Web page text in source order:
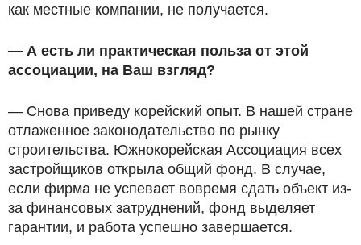
как местные компании, не получается.
— А есть ли практическая польза от этой
ассоциации, на Ваш взгляд?
— Снова приведу корейский опыт. В нашей стране
отлаженное законодательство по рынку
строительства. Южнокорейская Ассоциация всех
застройщиков открыла общий фонд. В случае,
если фирма не успевает вовремя сдать объект из-
за финансовых затруднений, фонд выделяет
гарантии, и работа успешно завершается.